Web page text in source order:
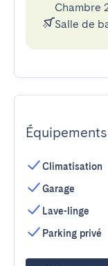
Chambre
Salle de
Équipements
Climatisation
Garage
Lave-linge
Parking privé